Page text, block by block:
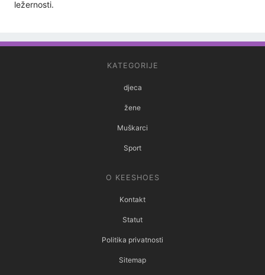
ležernosti.
KATEGORIJE
djeca
žene
Muškarci
Sport
O KEESHOES
Kontakt
Statut
Politika privatnosti
Sitemap